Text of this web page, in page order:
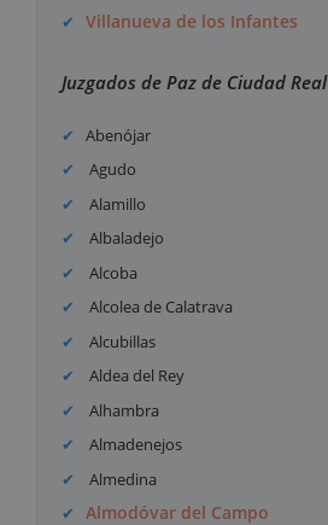
Villanueva de los Infantes
Juzgados de Paz de Ciudad Real
Abenójar
Agudo
Alamillo
Albaladejo
Alcoba
Alcolea de Calatrava
Alcubillas
Aldea del Rey
Alhambra
Almadenejos
Almedina
Almodóvar del Campo